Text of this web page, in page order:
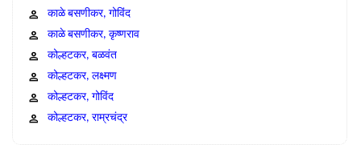
काळे बसणीकर, गोविंद
काळे बसणीकर, कृष्णराव
कोल्हटकर, बळवंत
कोल्हटकर, लक्ष्मण
कोल्हटकर, गोविंद
कोल्हटकर, राम्रचंद्र